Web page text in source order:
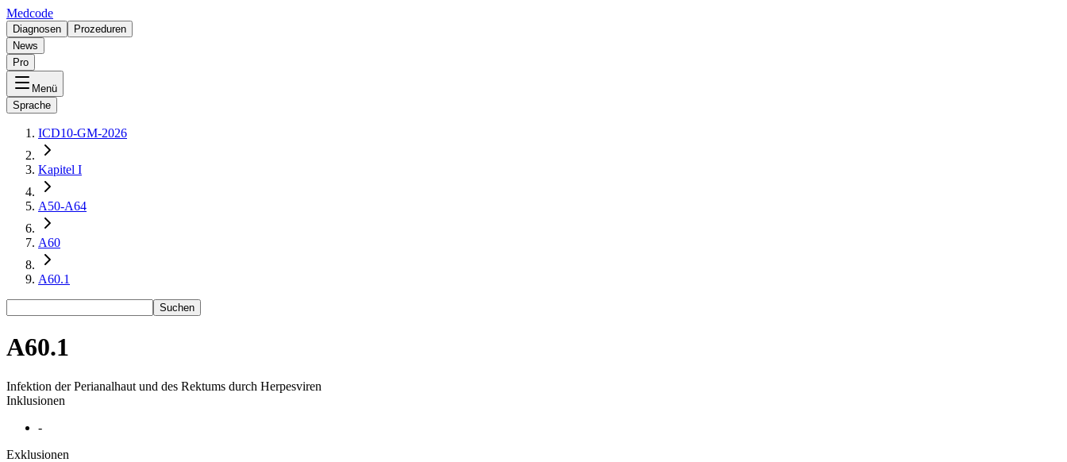
Medcode
Diagnosen
Prozeduren
News
Pro
Menü
Sprache
ICD10-GM-2026
Kapitel I
A50-A64
A60
A60.1
Suchen
A60.1
Infektion der Perianalhaut und des Rektums durch Herpesviren
Inklusionen
-
Exklusionen